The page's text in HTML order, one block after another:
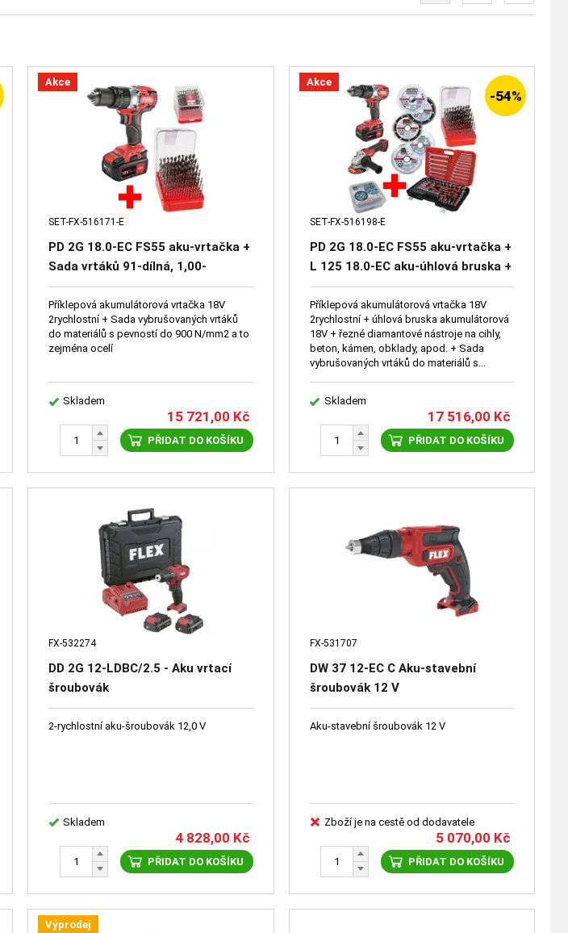
Akce
SET-FX-516171-E
PD 2G 18.0-EC FS55 aku-vrtačka +
Sada vrtáků 91-dílná, 1,00-
10,00x0,1mm S338RCZ002HSS,
stojánek plastový s víkem
Příklepová akumulátorová vrtačka 18V
2rychlostní + Sada vybrušovaných vrtáků
do materiálů s pevností do 900 N/mm2 a to
zejména ocelí
Skladem
15 721,00 Kč
PŘIDAT DO KOŠÍKU
Akce
-54%
SET-FX-516198-E
PD 2G 18.0-EC FS55 aku-vrtačka +
L 125 18.0-EC aku-úhlová bruska +
5ks řezných dia. kotoučů + Sada
vrtáků 91ks + Box 20ks kotouč
125mm + Sada nářadí 130ks
Příklepová akumulátorová vrtačka 18V
2rychlostní + úhlová bruska akumulátorová
18V + řezné diamantové nástroje na cihly,
beton, kámen, obklady, apod. + Sada
vybrušovaných vrtáků do materiálů s
Skladem
17 516,00 Kč
PŘIDAT DO KOŠÍKU
FX-532274
DD 2G 12-LDBC/2.5 - Aku vrtací
šroubovák
2-rychlostní aku-šroubovák 12,0 V
Skladem
4 828,00 Kč
PŘIDAT DO KOŠÍKU
FX-531707
DW 37 12-EC C Aku-stavební
šroubovák 12 V
Aku-stavební šroubovák 12 V
Zboží je na cestě od dodavatele
5 070,00 Kč
PŘIDAT DO KOŠÍKU
Výprodej